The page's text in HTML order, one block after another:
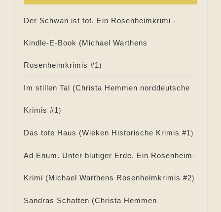
Der Schwan ist tot. Ein Rosenheimkrimi -
Kindle-E-Book (Michael Warthens
Rosenheimkrimis #1)
Im stillen Tal (Christa Hemmen norddeutsche
Krimis #1)
Das tote Haus (Wieken Historische Krimis #1)
Ad Enum. Unter blutiger Erde. Ein Rosenheim-
Krimi (Michael Warthens Rosenheimkrimis #2)
Sandras Schatten (Christa Hemmen